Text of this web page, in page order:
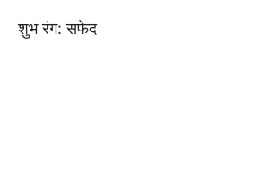
शुभ रंग: सफेद